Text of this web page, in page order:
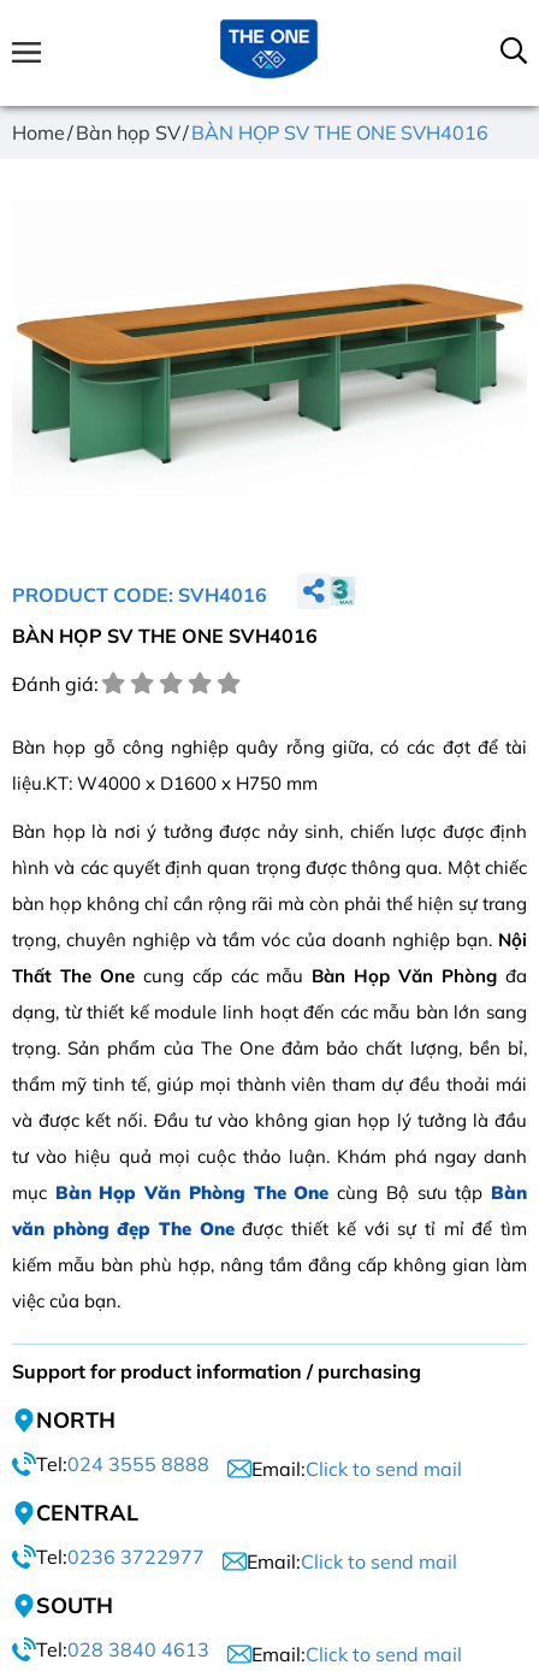
Home Bàn họp SV BÀN HỌP SV THE ONE SVH4016
PRODUCT CODE: SVH4016
BÀN HỌP SV THE ONE SVH4016
Đánh giá:
Bàn họp gỗ công nghiệp quây rỗng giữa, có các đợt để tài
liệu.KT: W4000 x D1600 x H750 mm
Bàn họp là nơi ý tưởng được nảy sinh, chiến lược được định
hình và các quyết định quan trọng được thông qua. Một chiếc
bàn họp không chỉ cần rộng rãi mà còn phải thể hiện sự trang
trọng, chuyên nghiệp và tầm vóc của doanh nghiệp bạn. Nội
Thất The Onecung cấp các mẫu Bàn Họp Văn Phòng đa
dạng, từ thiết kế module linh hoạt đến các mẫu bàn lớn sang
trọng. Sản phẩm của The One đảm bảo chất lượng, bền bỉ,
thẩm mỹ tinh tế, giúp mọi thành viên tham dự đều thoải mái
và được kết nối. Đầu tư vào không gian họp lý tưởng là đầu
tư vào hiệu quả mọi cuộc thảo luận. Khám phá ngay danh
mục Bàn Họp Văn Phòng The One cùng Bộ sưu tập Bàn
văn phòng đẹp The Oneđược thiết kế với sự tỉ mỉ để tìm
kiếm mẫu bàn phù hợp, nâng tầm đẳng cấp không gian làm
việc của bạn.
Support for product information / purchasing
NORTH
Tel:024 3555 8888 Email:Click to send mail
CENTRAL
Tel:0236 3722977 Email:Click to send mail
SOUTH
Tel:028 3840 4613 Email:Click to send mail